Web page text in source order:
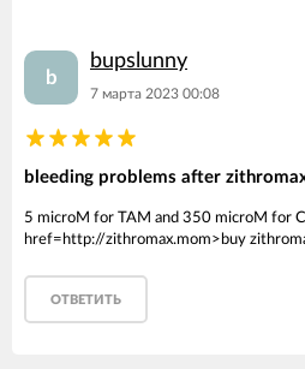
b
bupslunny
7 марта 2023 00:08
bleeding problems after
5 microM for TAM and 350 microM for
href=http://zithromax.mom>buy
ОТВЕТИТЬ